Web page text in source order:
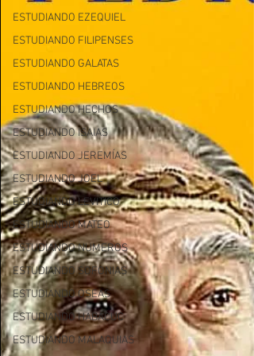
ESTUDIANDO EZEQUIEL
ESTUDIANDO FILIPENSES
ESTUDIANDO GALATAS
ESTUDIANDO HEBREOS
ESTUDIANDO HECHOS
ESTUDIANDO ISAIAS
ESTUDIANDO JEREMÍAS
ESTUDIANDO JOEL
ESTUDIANDO LEVITICO
ESTUDIANDO MATEO
ESTUDIANDO NUMEROS
ESTUDIANDO SOFONIAS
ESTUDIANDO OSEAS
ESTUDIANDO HABACUC
ESTUDIANDO MALAQUIAS